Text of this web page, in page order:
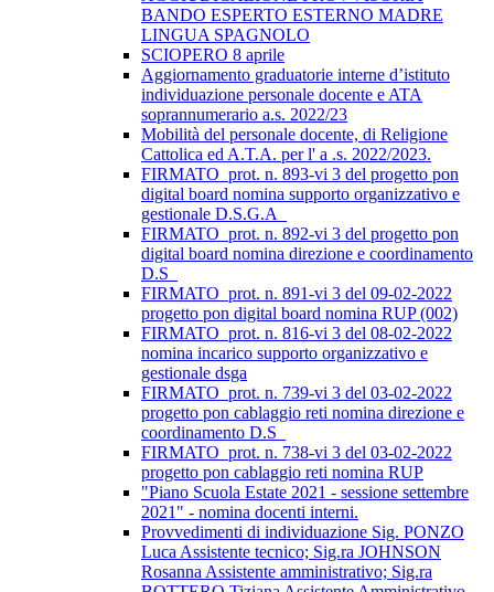
BANDO ESPERTO ESTERNO MADRE
LINGUA SPAGNOLO
SCIOPERO 8 aprile
Aggiornamento graduatorie interne d’istituto
individuazione personale docente e ATA
soprannumerario a.s. 2022/23
Mobilità del personale docente, di Religione
Cattolica ed A.T.A. per l' a .s. 2022/2023.
FIRMATO_prot. n. 893-vi 3 del progetto pon
digital board nomina supporto organizzativo e
gestionale D.S.G.A_
FIRMATO_prot. n. 892-vi 3 del progetto pon
digital board nomina direzione e coordinamento
D.S_
FIRMATO_prot. n. 891-vi 3 del 09-02-2022
progetto pon digital board nomina RUP (002)
FIRMATO_prot. n. 816-vi 3 del 08-02-2022
nomina incarico supporto organizzativo e
gestionale dsga
FIRMATO_prot. n. 739-vi 3 del 03-02-2022
progetto pon cablaggio reti nomina direzione e
coordinamento D.S_
FIRMATO_prot. n. 738-vi 3 del 03-02-2022
progetto pon cablaggio reti nomina RUP
"Piano Scuola Estate 2021 - sessione settembre
2021" - nomina docenti interni.
Provvedimenti di individuazione Sig. PONZO
Luca Assistente tecnico; Sig.ra JOHNSON
Rosanna Assistente amministrativo; Sig.ra